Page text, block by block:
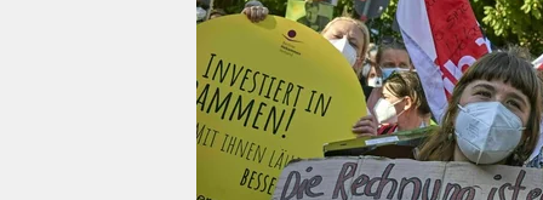
verlag
veranstaltungen
shop
fragen & hilfe